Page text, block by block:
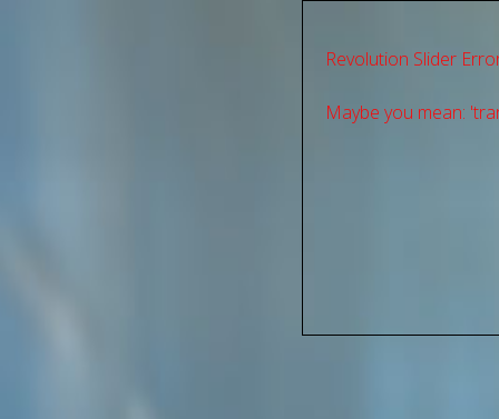
Revolution Slider
Maybe you mean: